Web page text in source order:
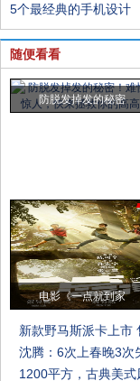
5个最经典的手机设计
随便看看
防脱发掉发的秘密
电影《一点就到家
新款野马斯派卡上市
沈腾：6次上春晚3次
1200平方，古典美